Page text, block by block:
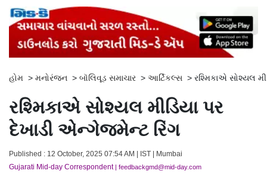
હોમ > મનોરંજન > બૉલિવૂડ સમાચાર > આર્ટિકલ્સ > રશ્મિકાએ સોશ્યલ
રશ્મિકાએ સોશ્યલ મીડિયા પર
દેખાડી એન્ગેજમેન્ટ રિંગ
Published : 12 October, 2025 07:54 AM | IST | Mumbai
Gujarati Mid-day Correspondent| feedbackgmd@mid-day.com